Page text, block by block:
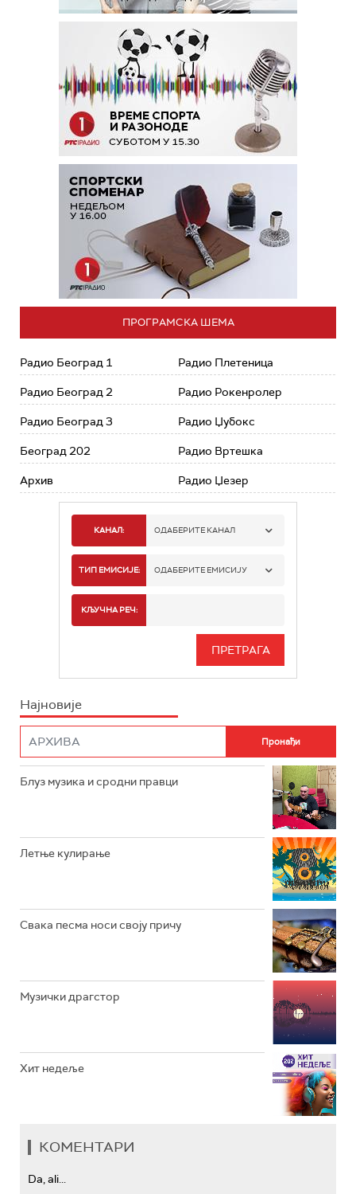
ПРОГРАМСКА ШЕМА
Радио Београд 1
Радио Београд 2
Радио Београд 3
Београд 202
Архив
Радио Плетеница
Радио Рокенролер
Радио Џубокс
Радио Вртешка
Радио Џезер
КАНАЛ: ОДАБЕРИТЕ КАНАЛ
РАДИО БЕОГРАД 1
РАДИО БЕОГРАД 3
РАДИО РОКЕНРОЛЕР
РАДИО ЏЕЗЕР
ТИП ЕМИСИЈЕ: ОДАБЕРИТЕ ЕМИСИЈУ
ИНФО
КЉУЧНА РЕЧ:
Најновије
Блуз музика и сродни правци
Летње кулирање
Свака песма носи своју причу
Музички драгстор
Хит недеље
КОМЕНТАРИ
Da, ali...